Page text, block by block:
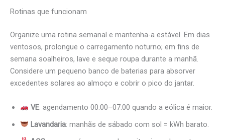
Rotinas que funcionam
Organize uma rotina semanal e mantenha-a estável. Em dias
ventosos, prolongue o carregamento noturno; em fins de
semana soalheiros, lave e seque roupa durante a manhã.
Considere um pequeno banco de baterias para absorver
excedentes solares ao almoço e cobrir o pico do jantar.
VE: agendamento 00:00–07:00 quando a eólica é maior.
Lavandaria: manhãs de sábado com sol = kWh barato.